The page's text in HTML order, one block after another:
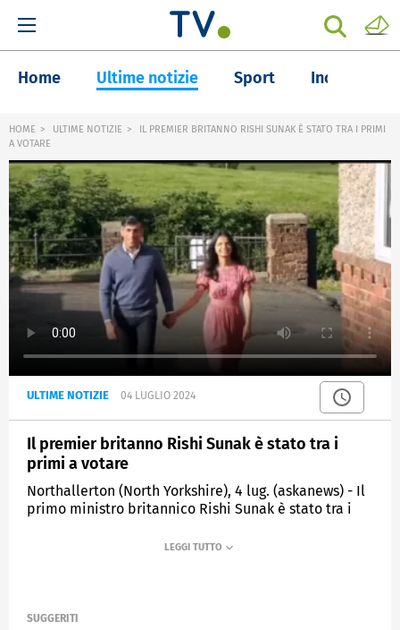
Home Ultime notizie Sport Inchieste
HOME ULTIME NOTIZIE
IL PREMIER BRITANNO RISHI SUNAK È STATO TRA I PRIMI
A VOTARE
ULTIME NOTIZIE 04 LUGLIO 2024
Il premier britanno Rishi Sunak è stato tra i
primi a votare
Northallerton (North Yorkshire), 4 lug. (askanews) - Il
primo ministro britannico Rishi Sunak è stato tra i
elettorale dello Yorkshire per votare. Il premier è
in guardia gli elettori sui pericoli che il partito
SUGGERITI